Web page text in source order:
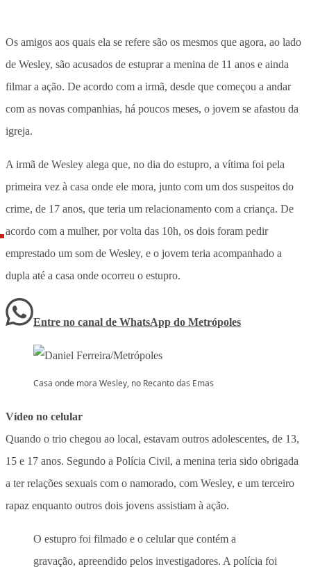
Os amigos aos quais ela se refere são os mesmos que agora, ao lado
de Wesley, são acusados de estuprar a menina de 11 anos e ainda
filmar a ação. De acordo com a irmã, desde que começou a andar
com as novas companhias, há poucos meses, o jovem se afastou da
igreja.
A irmã de Wesley alega que, no dia do estupro, a vítima foi pela
primeira vez à casa onde ele mora, junto com um dos suspeitos do
crime, de 17 anos, que teria um relacionamento com a criança. De
acordo com a mulher, por volta das 10h, os dois foram pedir
emprestado um som de Wesley, e o jovem teria acompanhado a
dupla até a casa onde ocorreu o estupro.
Entre no canal de WhatsApp do Metrópoles
Casa onde mora Wesley, no Recanto das Emas
Vídeo no celular
Quando o trio chegou ao local, estavam outros adolescentes, de 13,
15 e 17 anos. Segundo a Polícia Civil, a menina teria sido obrigada
a ter relações sexuais com o namorado, com Wesley, e um terceiro
rapaz enquanto outros dois jovens assistiam à ação.
O estupro foi filmado e o celular que contém a
gravação, apreendido pelos investigadores. A polícia foi